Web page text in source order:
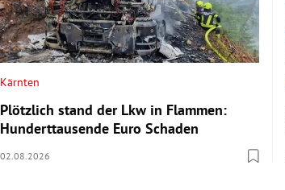
Kärnten
Plötzlich stand der Lkw in Flammen:
Hunderttausende Euro Schaden
02.08.2026